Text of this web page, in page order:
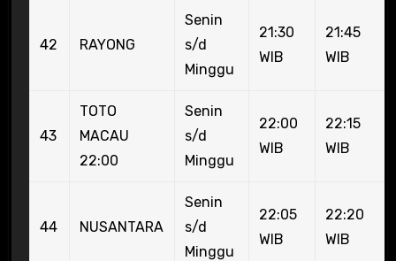
42 RAYONG
Senin
s/d
Minggu
21:30
WIB
21:45
WIB
43
TOTO
MACAU
22:00
Senin
s/d
Minggu
22:00
WIB
22:15
WIB
44 NUSANTARA
Senin
s/d
Minggu
22:05
WIB
22:20
WIB